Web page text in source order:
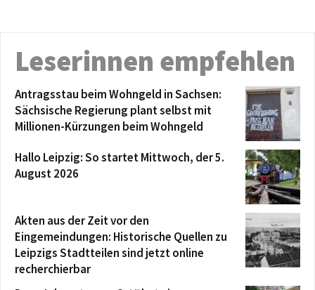
Leserinnen empfehlen
Antragsstau beim Wohngeld in Sachsen:
Sächsische Regierung plant selbst mit
Millionen-Kürzungen beim Wohngeld
Hallo Leipzig: So startet Mittwoch, der 5.
August 2026
Akten aus der Zeit vor den
Eingemeindungen: Historische Quellen zu
Leipzigs Stadtteilen sind jetzt online
recherchierbar